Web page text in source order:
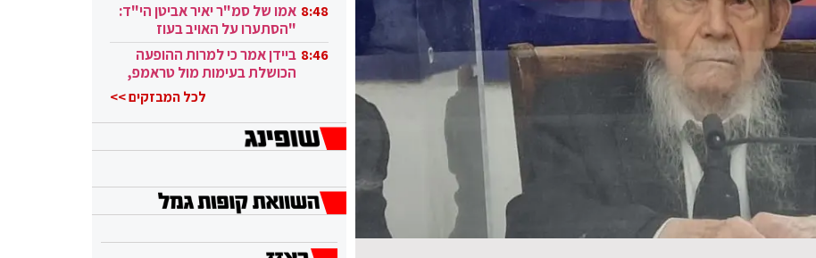
8:48 אמו של סמ"ר יאיר אביטן הי"ד:
"הסתערו על האויב בעוז
ובגבורה" 8:46 ביידן אמר כי למרות ההופעה
הכושלת בעימות מול טראמפ,
לכל המבזקים >>